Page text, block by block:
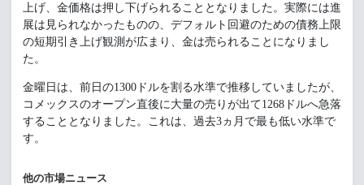
上げ、金価格は押し下げられることとなりました。実際には進
展は見られなかったものの、デフォルト回避のための債務上限
の短期引き上げ観測が広まり、金は売られることになりまし
た。
金曜日は、前日の1300ドルを割る水準で推移していましたが、
コメックスのオープン直後に大量の売りが出て1268ドルへ急落
することとなりました。これは、過去3ヵ月で最も低い水準で
す。
他の市場ニュース